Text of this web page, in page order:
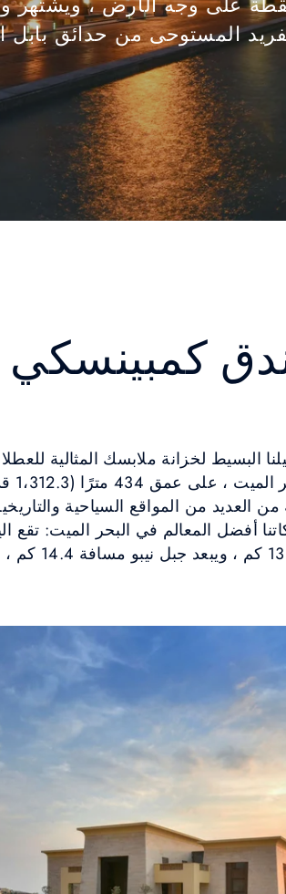
المستوحى من حدائق بابل
كمبينسكي
البسيط لخزانة ملابسك المثالية
العديد من المواقع السياحية
أفضل المعالم في البحر الميت: تقع
بعد 13.1 كم.